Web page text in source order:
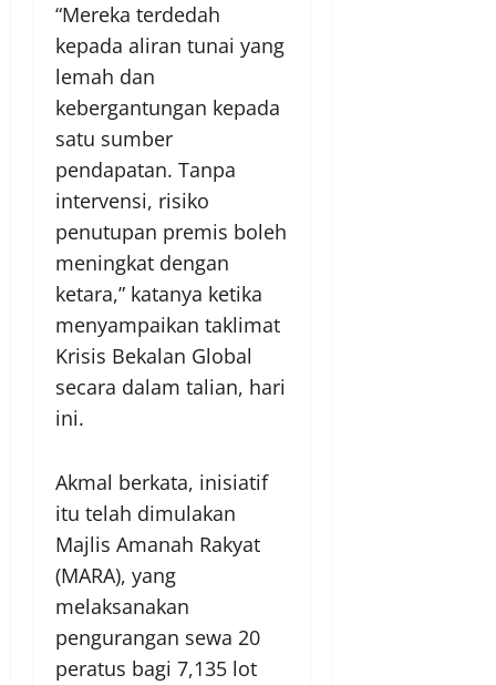
“Mereka terdedah
kepada aliran tunai yang
lemah dan
kebergantungan kepada
satu sumber
pendapatan. Tanpa
intervensi, risiko
penutupan premis boleh
meningkat dengan
ketara,” katanya ketika
menyampaikan taklimat
Krisis Bekalan Global
secara dalam talian, hari
ini.
Akmal berkata, inisiatif
itu telah dimulakan
Majlis Amanah Rakyat
(MARA), yang
melaksanakan
pengurangan sewa 20
peratus bagi 7,135 lot